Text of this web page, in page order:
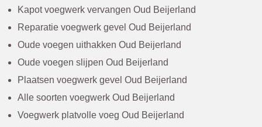
Kapot voegwerk vervangen Oud Beijerland
Reparatie voegwerk gevel Oud Beijerland
Oude voegen uithakken Oud Beijerland
Oude voegen slijpen Oud Beijerland
Plaatsen voegwerk gevel Oud Beijerland
Alle soorten voegwerk Oud Beijerland
Voegwerk platvolle voeg Oud Beijerland